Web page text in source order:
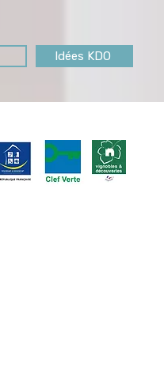
Idées KDO